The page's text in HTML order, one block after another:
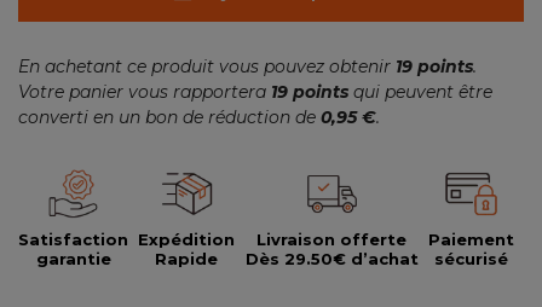
En achetant ce produit vous pouvez obtenir 19 points.
Votre panier vous rapportera 19 points qui peuvent être
converti en un bon de réduction de 0,95 €.
Satisfaction
garantie
Expédition
Rapide
Livraison offerte
Dès 29.50€ d’achat
Paiement
sécurisé